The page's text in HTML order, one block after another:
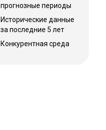
прогнозные периоды
Исторические данные
за последние 5 лет
Конкурентная среда